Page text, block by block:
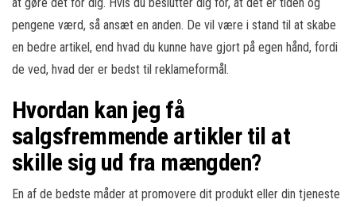
pengene værd, så ansæt en anden. De vil være i stand til at skabe
en bedre artikel, end hvad du kunne have gjort på egen hånd, fordi
de ved, hvad der er bedst til reklameformål.
Hvordan kan jeg få
salgsfremmende artikler til at
skille sig ud fra mængden?
En af de bedste måder at promovere dit produkt eller din tjeneste